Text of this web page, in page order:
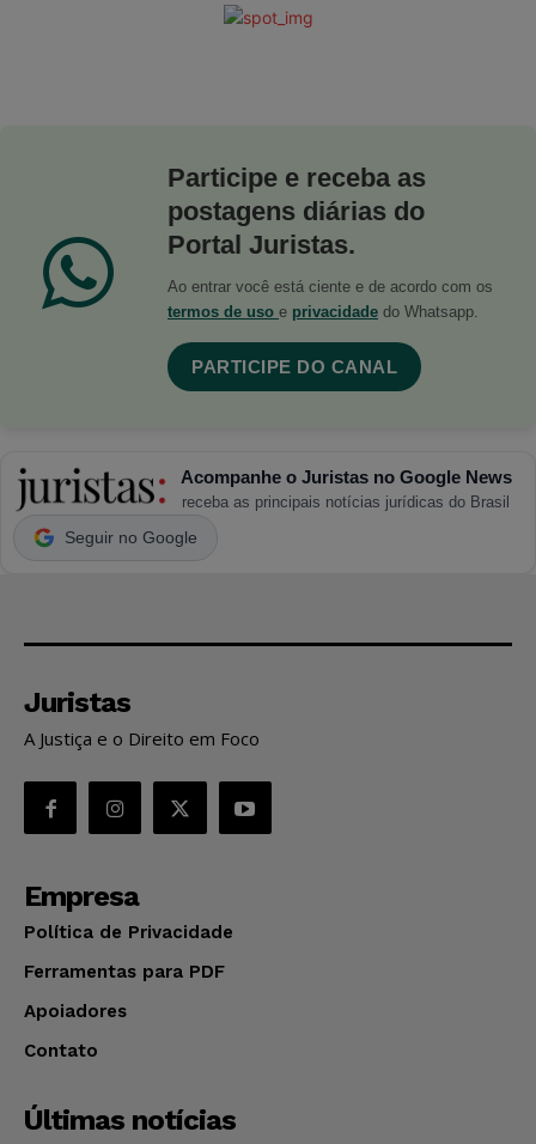
Participe e receba as
postagens diárias do
Portal Juristas.
Ao entrar você está ciente e de acordo com os
termos de uso e privacidade do Whatsapp.
PARTICIPE DO CANAL
Acompanhe o Juristas no Google News
receba as principais notícias jurídicas do Brasil
Seguir no Google
Juristas
A Justiça e o Direito em Foco
Empresa
Política de Privacidade
Ferramentas para PDF
Apoiadores
Contato
Últimas notícias